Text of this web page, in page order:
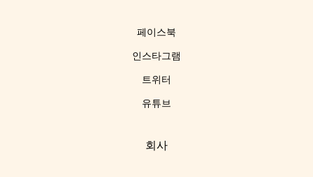
페이스북
인스타그램
트위터
유튜브
회사